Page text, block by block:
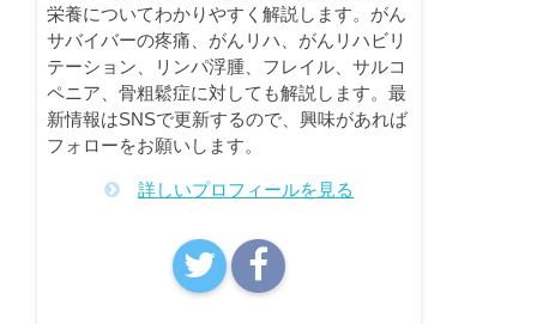
栄養についてわかりやすく解説します。がん
サバイバーの疼痛、がんリハ、がんリハビリ
テーション、リンパ浮腫、フレイル、サルコ
ペニア、骨粗鬆症に対しても解説します。最
新情報はSNSで更新するので、興味があれば
フォローをお願いします。
詳しいプロフィールを見る